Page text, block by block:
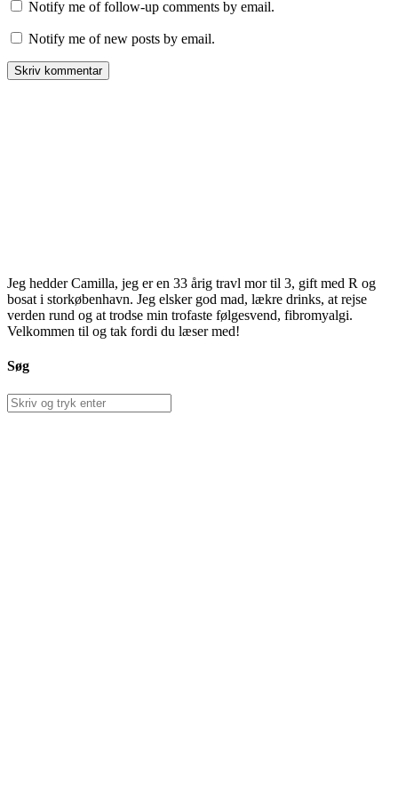
Notify me of follow-up comments by email.
Notify me of new posts by email.
Jeg hedder Camilla, jeg er en 33 årig travl mor til 3, gift med R og
bosat i storkøbenhavn. Jeg elsker god mad, lækre drinks, at rejse
verden rund og at trodse min trofaste følgesvend, fibromyalgi.
Velkommen til og tak fordi du læser med!
Søg